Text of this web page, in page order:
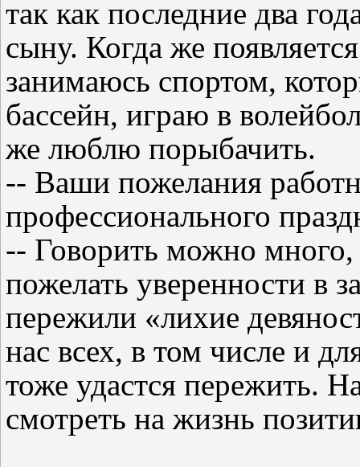
так как последние два
сыну. Когда же
занимаюсь спортом,
бассейн, играю в
же люблю порыбачить.
-- Ваши пожелания
профессионального
-- Говорить можно много,
пожелать уверенности в
пережили «лихие
нас всех, в том числе и
тоже удастся пережить.
смотреть на жизнь